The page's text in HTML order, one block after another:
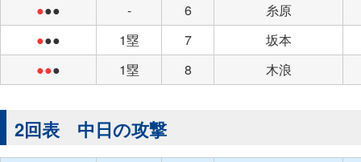
●●● - 6
糸原
●●● 1塁 7
坂本
●●● 1塁 8 木浪
2回表 中日の攻撃